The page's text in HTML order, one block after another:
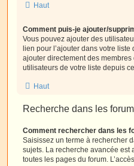
Haut
Comment puis-je ajouter/
Vous pouvez ajouter des
lien pour l’ajouter dans votre
ajouter directement des
utilisateurs de votre liste depuis
Haut
Recherche dans les
Comment rechercher dans les
Saisissez un terme à rechercher
sujets. La recherche avancée
toutes les pages du forum.